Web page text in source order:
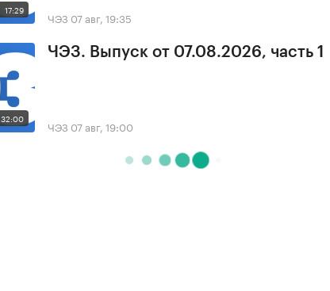
17:29 ЧЭЗ 07 авг, 19:35
32:00
ЧЭЗ. Выпуск от 07.08.2026, часть 1
ЧЭЗ 07 авг, 19:00